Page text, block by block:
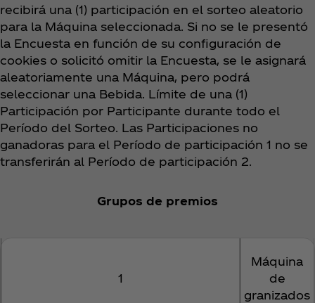
recibirá una (1) participación en el sorteo aleatorio
para la Máquina seleccionada. Si no se le presentó
la Encuesta en función de su configuración de
cookies o solicitó omitir la Encuesta, se le asignará
aleatoriamente una Máquina, pero podrá
seleccionar una Bebida. Límite de una (1)
Participación por Participante durante todo el
Período del Sorteo. Las Participaciones no
ganadoras para el Período de participación 1 no se
transferirán al Período de participación 2.
Grupos de premios
1
Máquina
de
granizados